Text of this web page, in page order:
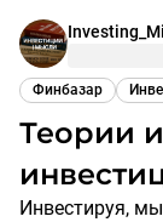
Финбазар
Теории и мифы в мире
Инвестируя, мы часто руководствуемся не только